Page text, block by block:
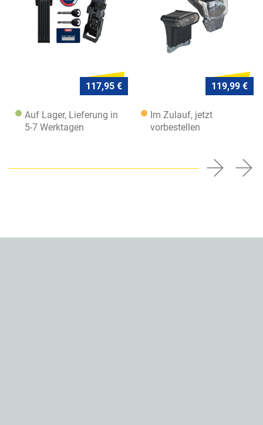
117,95 €
Auf Lager, Lieferung in
5-7 Werktagen
119,99 €
Im Zulauf, jetzt
vorbestellen